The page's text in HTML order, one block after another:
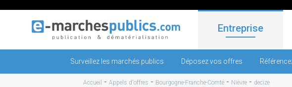
Entreprise
Surveillez les marchés publics Déposez vos offres
Accueil - Appels d'offres - Bourgogne-Franche-Comté - Nièvre - decize